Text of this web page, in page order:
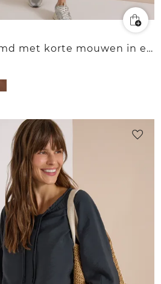
Overhemd met korte mouwen in effen kleur